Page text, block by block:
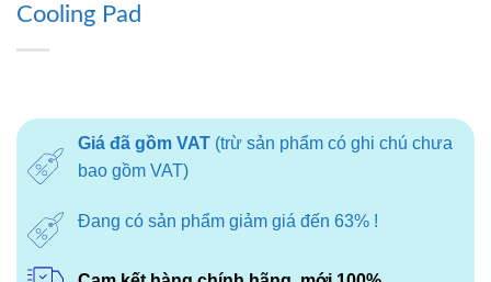
Cooling Pad
Giá đã gồm VAT(trừ sản phẩm có ghi chú chưa
bao gồm VAT)
Đang có sản phẩm giảm giá đến 63% !